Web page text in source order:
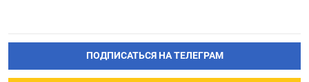
ПОДПИСАТЬСЯ НА ТЕЛЕГРАМ